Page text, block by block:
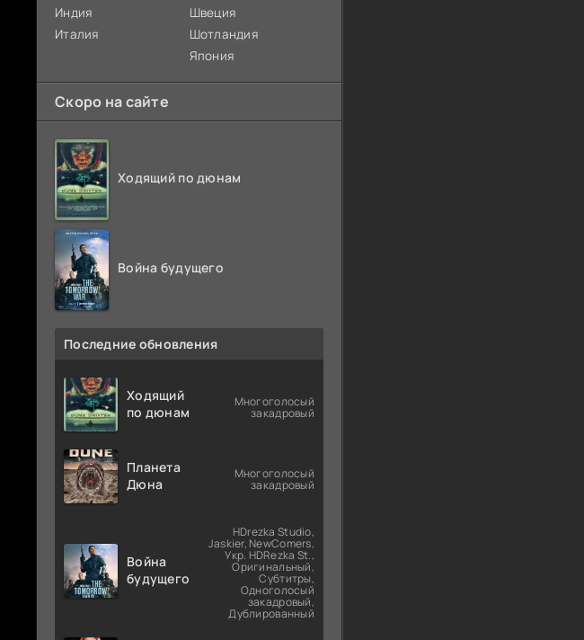
Индия
Италия
Швеция
Шотландия
Япония
Скоро на сайте
Ходящий по дюнам
Война будущего
Последние обновления
Ходящий
по дюнам
Многоголосый
закадровый
Планета
Дюна
Многоголосый
закадровый
Война
будущего
HDrezka Studio,
Jaskier, NewComers,
Укр. HDRezka St.,
Оригинальный,
Субтитры,
Одноголосый
закадровый,
Дублированный